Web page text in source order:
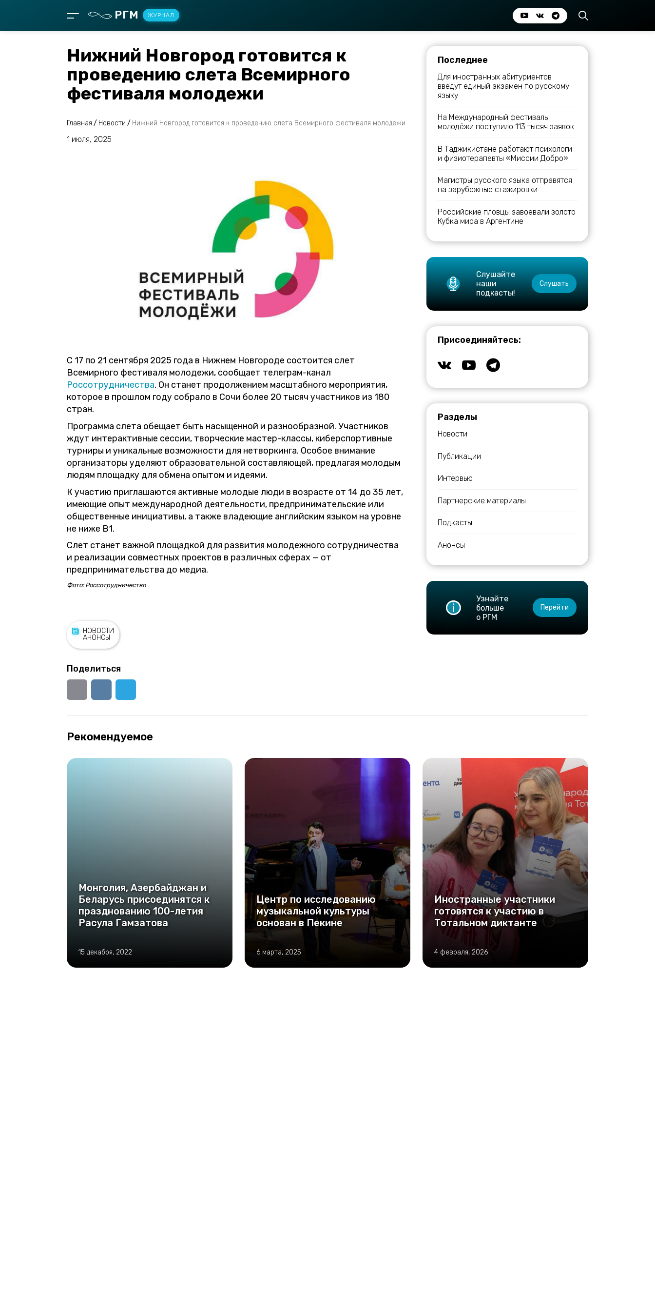
РГМ ЖУРНАЛ
Нижний Новгород готовится к
проведению слета Всемирного
фестиваля молодежи
Главная / Новости / Нижний Новгород готовится к проведению слета Всемирного фестиваля молодежи
1 июля, 2025
С 17 по 21 сентября 2025 года в Нижнем Новгороде состоится слет
Всемирного фестиваля молодежи, сообщает телеграм-канал
Россотрудничества. Он станет продолжением масштабного мероприятия,
которое в прошлом году собрало в Сочи более 20 тысяч участников из 180
стран.
Программа слета обещает быть насыщенной и разнообразной. Участников
ждут интерактивные сессии, творческие мастер-классы, киберспортивные
турниры и уникальные возможности для нетворкинга. Особое внимание
организаторы уделяют образовательной составляющей, предлагая молодым
людям площадку для обмена опытом и идеями.
К участию приглашаются активные молодые люди в возрасте от 14 до 35 лет,
имеющие опыт международной деятельности, предпринимательские или
общественные инициативы, а также владеющие английским языком на уровне
не ниже B1.
Слет станет важной площадкой для развития молодежного сотрудничества
и реализации совместных проектов в различных сферах — от
предпринимательства до медиа.
Фото: Россотрудничество
НОВОСТИ
АНОНСЫ
Поделиться
Последнее
Для иностранных абитуриентов
введут единый экзамен по русскому
языку
На Международный фестиваль
молодёжи поступило 113 тысяч заявок
В Таджикистане работают психологи
и физиотерапевты «Миссии Добро»
Магистры русского языка отправятся
на зарубежные стажировки
Российские пловцы завоевали золото
Кубка мира в Аргентине
Слушайте
наши
подкасты!
Слушать
Присоединяйтесь:
Разделы
Новости
Публикации
Интервью
Партнерские материалы
Подкасты
Анонсы
Узнайте
больше
о РГМ
Перейти
Рекомендуемое
Монголия, Азербайджан и
Беларусь присоединятся к
празднованию 100-летия
Расула Гамзатова
15 декабря, 2022
Центр по исследованию
музыкальной культуры
основан в Пекине
6 марта, 2025
Иностранные участники
готовятся к участию в
Тотальном диктанте
4 февраля, 2026